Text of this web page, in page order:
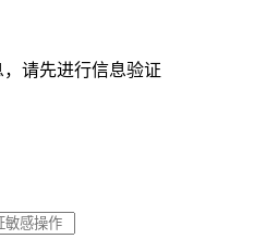
请先进行信息验证